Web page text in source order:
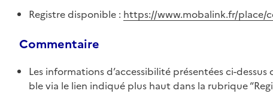
Registre disponible : https://www.mobalink.fr/place/
Commentaire
Les informations d’accessibilité présentées ci-
ble via le lien indiqué plus haut dans la rubrique